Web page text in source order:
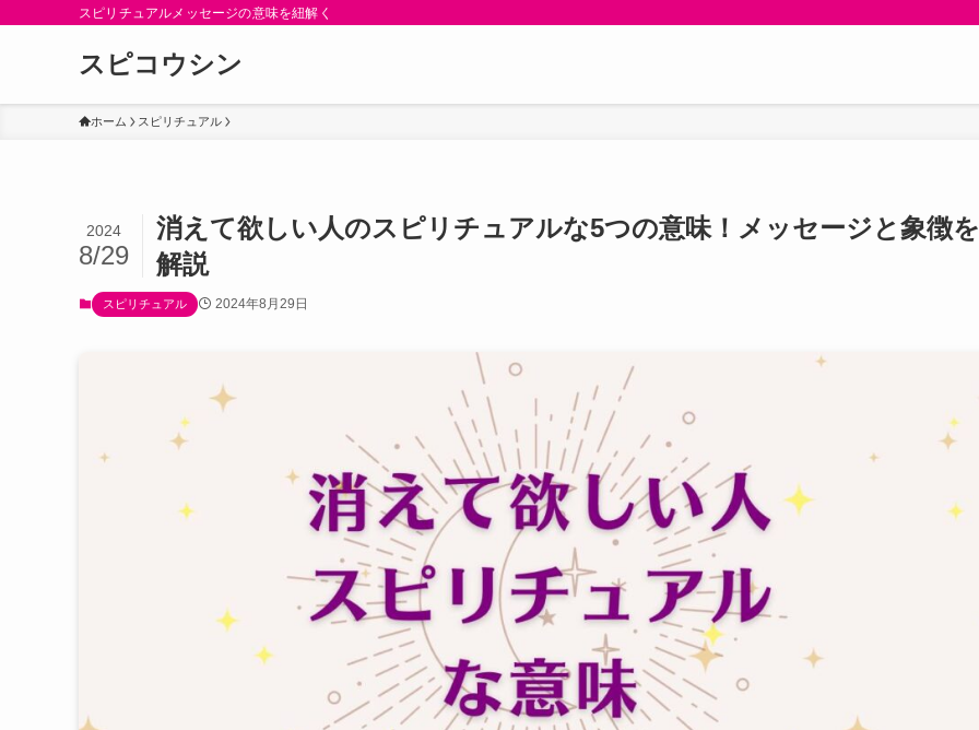
スピリチュアルメッセージの意味を紐解く
スピコウシン
ホーム スピリチュアル
消えて欲しい人のスピリチュアルな5つの意味！メッセージと象徴を
解説
2024
8/29
スピリチュアル 2024年8月29日